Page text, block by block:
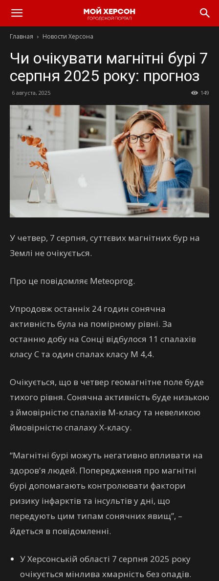
Главная Новости Херсона
Чи очікувати магнітні бурі 7
серпня 2025 року: прогноз
6 августа, 2025 149
У четвер, 7 серпня, суттєвих магнітних бур на
Землі не очікується.
Про це повідомляє Meteoprog.
Упродовж останніх 24 годин сонячна
активність була на помірному рівні. За
останню добу на Сонці відбулося 11 спалахів
класу C та один спалах класу М 4,4.
Очікується, що в четвер геомагнітне поле буде
тихого рівня. Сонячна активність буде низькою
з ймовірністю спалахів М-класу та невеликою
ймовірністю спалаху Х-класу.
“Магнітні бурі можуть негативно впливати на
здоров'я людей. Попередження про магнітні
бурі допомагають контролювати фактори
ризику інфарктів та інсультів у дні, що
передують цим типам сонячних явищ”, –
йдеться в повідомленні.
У Херсонській області 7 серпня 2025 року
очікується мінлива хмарність без опадів.